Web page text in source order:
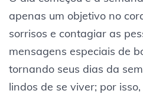
apenas um objetivo no
sorrisos e contagiar as
mensagens especiais de
tornando seus dias da
lindos de se viver; por